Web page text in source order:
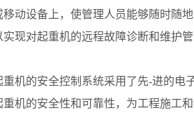
动设备上，使管理人员能够随时随
现对起重机的远程故障诊断和维护
的安全控制系统采用了先-进的电
机的安全性和可靠性，为工程施工